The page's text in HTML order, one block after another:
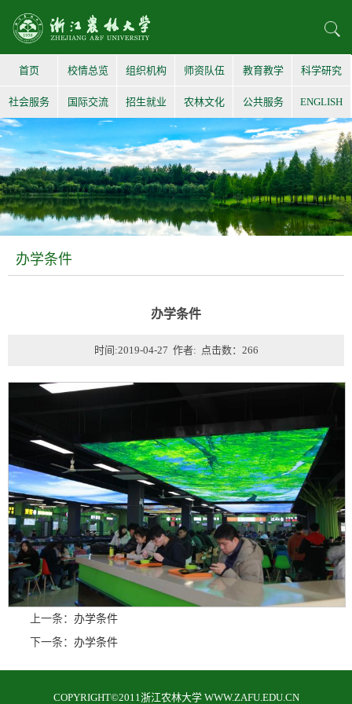
首页 校情总览 组织机构 师资队伍 教育教学 科学研究
社会服务 国际交流 招生就业 农林文化 公共服务 ENGLISH
办学条件
办学条件
时间:2019-04-27 作者: 点击数： 266
上一条： 办学条件
下一条： 办学条件
COPYRIGHT©2011浙江农林大学 WWW.ZAFU.EDU.CN